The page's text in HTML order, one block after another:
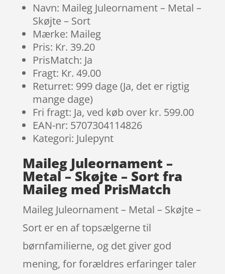
Navn: Maileg Juleornament – Metal –
Skøjte – Sort
Mærke: Maileg
Pris: Kr. 39.20
PrisMatch: Ja
Fragt: Kr. 49.00
Returret: 999 dage (Ja, det er rigtig
mange dage)
Fri fragt: Ja, ved køb over kr. 599.00
EAN-nr: 5707304114826
Kategori: Julepynt
Maileg Juleornament –
Metal – Skøjte – Sort fra
Maileg med PrisMatch
Maileg Juleornament – Metal – Skøjte –
Sort er en af topsælgerne til
børnfamilierne, og det giver god
mening, for forældres erfaringer taler